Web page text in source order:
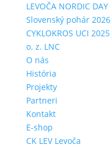
LEVOČA NORDIC DAY
Slovenský pohár 2026
CYKLOKROS UCI 2025
o. z. LNC
O nás
História
Projekty
Partneri
Kontakt
E-shop
CK LEV Levoča